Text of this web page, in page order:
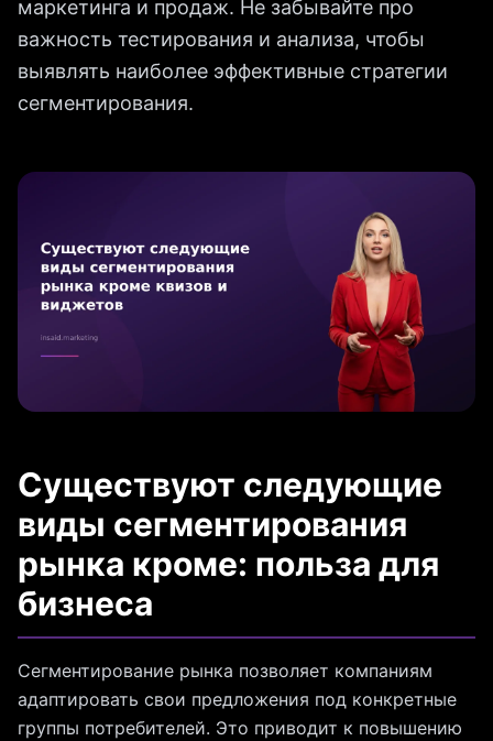
маркетинга и продаж. Не забывайте про
важность тестирования и анализа, чтобы
выявлять наиболее эффективные стратегии
сегментирования.
Существуют следующие
виды сегментирования
рынка кроме: польза для
бизнеса
Сегментирование рынка позволяет компаниям
адаптировать свои предложения под конкретные
группы потребителей. Это приводит к повышению